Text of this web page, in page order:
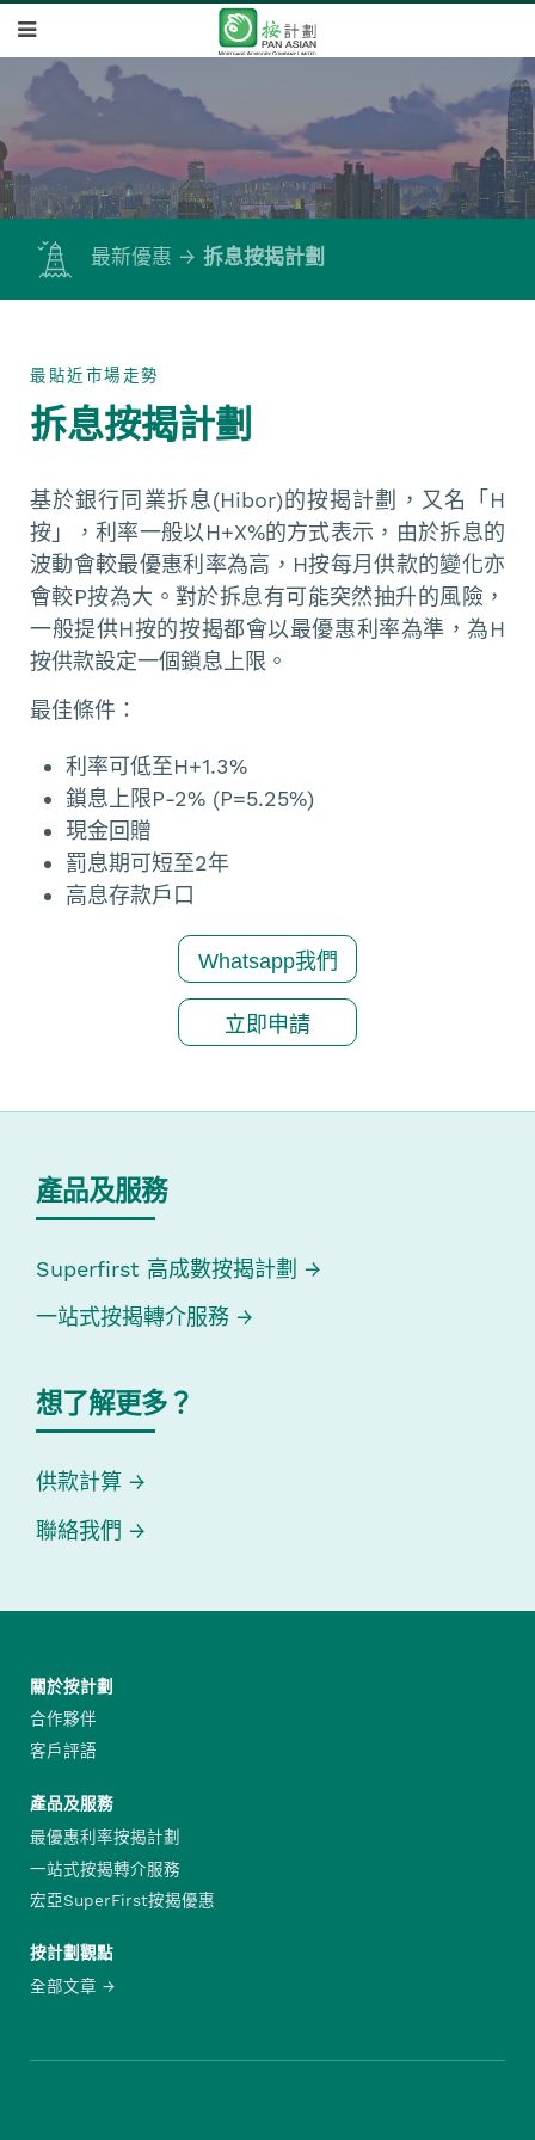
最新優惠 拆息按揭計劃
最貼近市場走勢
拆息按揭計劃
基於銀行同業拆息(Hibor)的按揭計劃，又名「H
按」，利率一般以H+X%的方式表示，由於拆息的
波動會較最優惠利率為高，H按每月供款的變化亦
會較P按為大。對於拆息有可能突然抽升的風險，
一般提供H按的按揭都會以最優惠利率為準，為H
按供款設定一個鎖息上限。
最佳條件：
利率可低至H+1.3%
鎖息上限P-2% (P=5.25%)
現金回贈
罰息期可短至2年
高息存款戶口
Whatsapp我們
立即申請
產品及服務
Superfirst 高成數按揭計劃
一站式按揭轉介服務
想了解更多？
供款計算
聯絡我們
關於按計劃
合作夥伴
客戶評語
產品及服務
最優惠利率按揭計劃
一站式按揭轉介服務
宏亞SuperFirst按揭優惠
按計劃觀點
全部文章